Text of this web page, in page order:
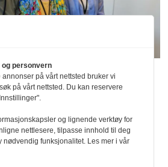
for
fysioterapi
Østfold
personvern
på vårt nettsted bruker vi
på vårt nettsted. Du kan reservere
og lignende verktøy for
nettlesere, tilpasse innhold til deg
nødvendig funksjonalitet. Les mer i vår